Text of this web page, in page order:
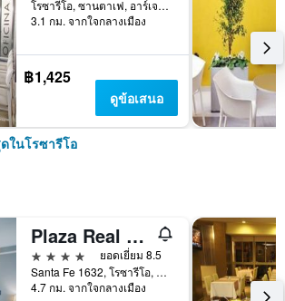
โรซารีโอ, ซานตาเฟ, อาร์เจนตินา
3.1 กม. จากใจกลางเมือง
฿1,425
ดูข้อเสนอ
ในโรซารีโอ
Plaza Real Suites Hotel
4 ดาว
ยอดเยี่ยม 8.5
Santa Fe 1632, โรซารีโอ, ซานตาเฟ, อาร์เจนตินา
4.7 กม. จากใจกลางเมือง